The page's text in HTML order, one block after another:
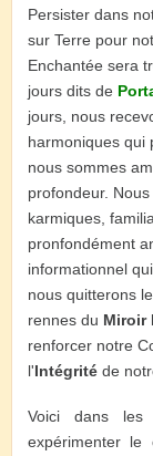
Persister dans
sur Terre pour
Enchantée sera
jours dits de
jours, nous
harmoniques qui
nous sommes
profondeur.
karmiques,
pronfondément
informationnel
nous quitterons
rennes du Miroir
renforcer notre
l'Intégritéde
Voici dans
expérimenter